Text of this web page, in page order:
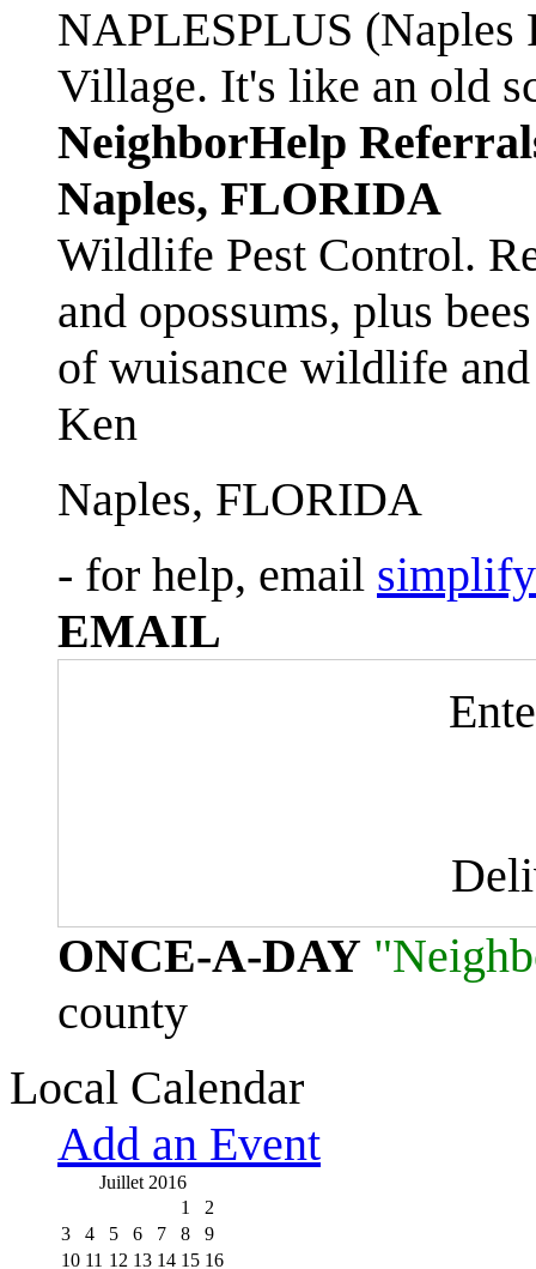
NAPLESPLUS
Village. It's like an old
NeighborHelp
Naples, FLORIDA
Wildlife Pest Control.
and opossums, plus
of wuisance wildlife
Ken
Naples, FLORIDA
- for help, email
EMAIL
ONCE-A-DAY
county
Local Calendar
Add an Event
Juillet 2016
1
2
3
4 5 6 7 8
9
10 11 12 13 14 15 16